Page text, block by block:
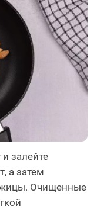
залейте
а затем
Очищенные